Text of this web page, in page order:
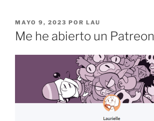
PUBLICADO
EL
MAYO 9, 2023 POR LAU
Me he abierto un Patreon